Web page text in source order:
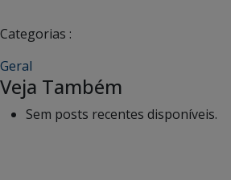
Categorias :
Geral
Veja Também
Sem posts recentes disponíveis.